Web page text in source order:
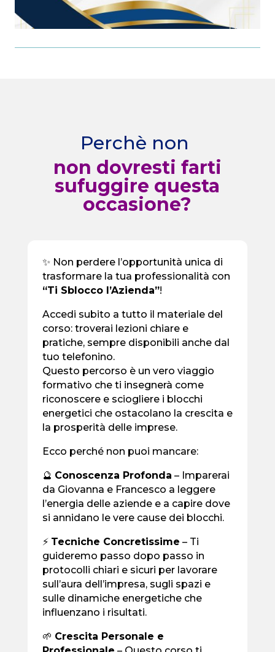
Perchè non
non dovresti farti
sufuggire questa
occasione?
✨ Non perdere l’opportunità unica di
trasformare la tua professionalità con
“Ti Sblocco l’Azienda”!
Accedi subito a tutto il materiale del
corso: troverai lezioni chiare e
pratiche, sempre disponibili anche dal
tuo telefonino.
Questo percorso è un vero viaggio
formativo che ti insegnerà come
riconoscere e sciogliere i blocchi
energetici che ostacolano la crescita e
la prosperità delle imprese.
Ecco perché non puoi mancare:
🔮 Conoscenza Profonda – Imparerai
da Giovanna e Francesco a leggere
l’energia delle aziende e a capire dove
si annidano le vere cause dei blocchi.
⚡ Tecniche Concretissime – Ti
guideremo passo dopo passo in
protocolli chiari e sicuri per lavorare
sull’aura dell’impresa, sugli spazi e
sulle dinamiche energetiche che
influenzano i risultati.
🌱 Crescita Personale e